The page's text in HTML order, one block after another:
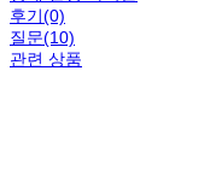
후기(0)
질문(10)
관련 상품